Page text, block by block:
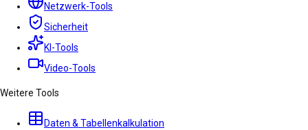
Netzwerk-Tools
Sicherheit
KI-Tools
Video-Tools
Weitere Tools
Daten & Tabellenkalkulation